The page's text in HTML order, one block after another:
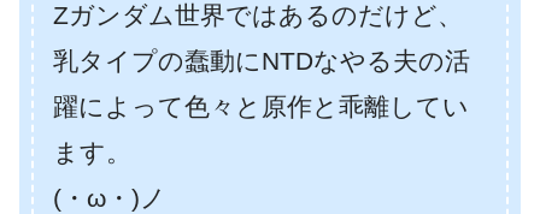
Zガンダム世界ではあるのだけど、
乳タイプの蠢動にNTDなやる夫の活
躍によって色々と原作と乖離してい
ます。
(・ω・)ノ